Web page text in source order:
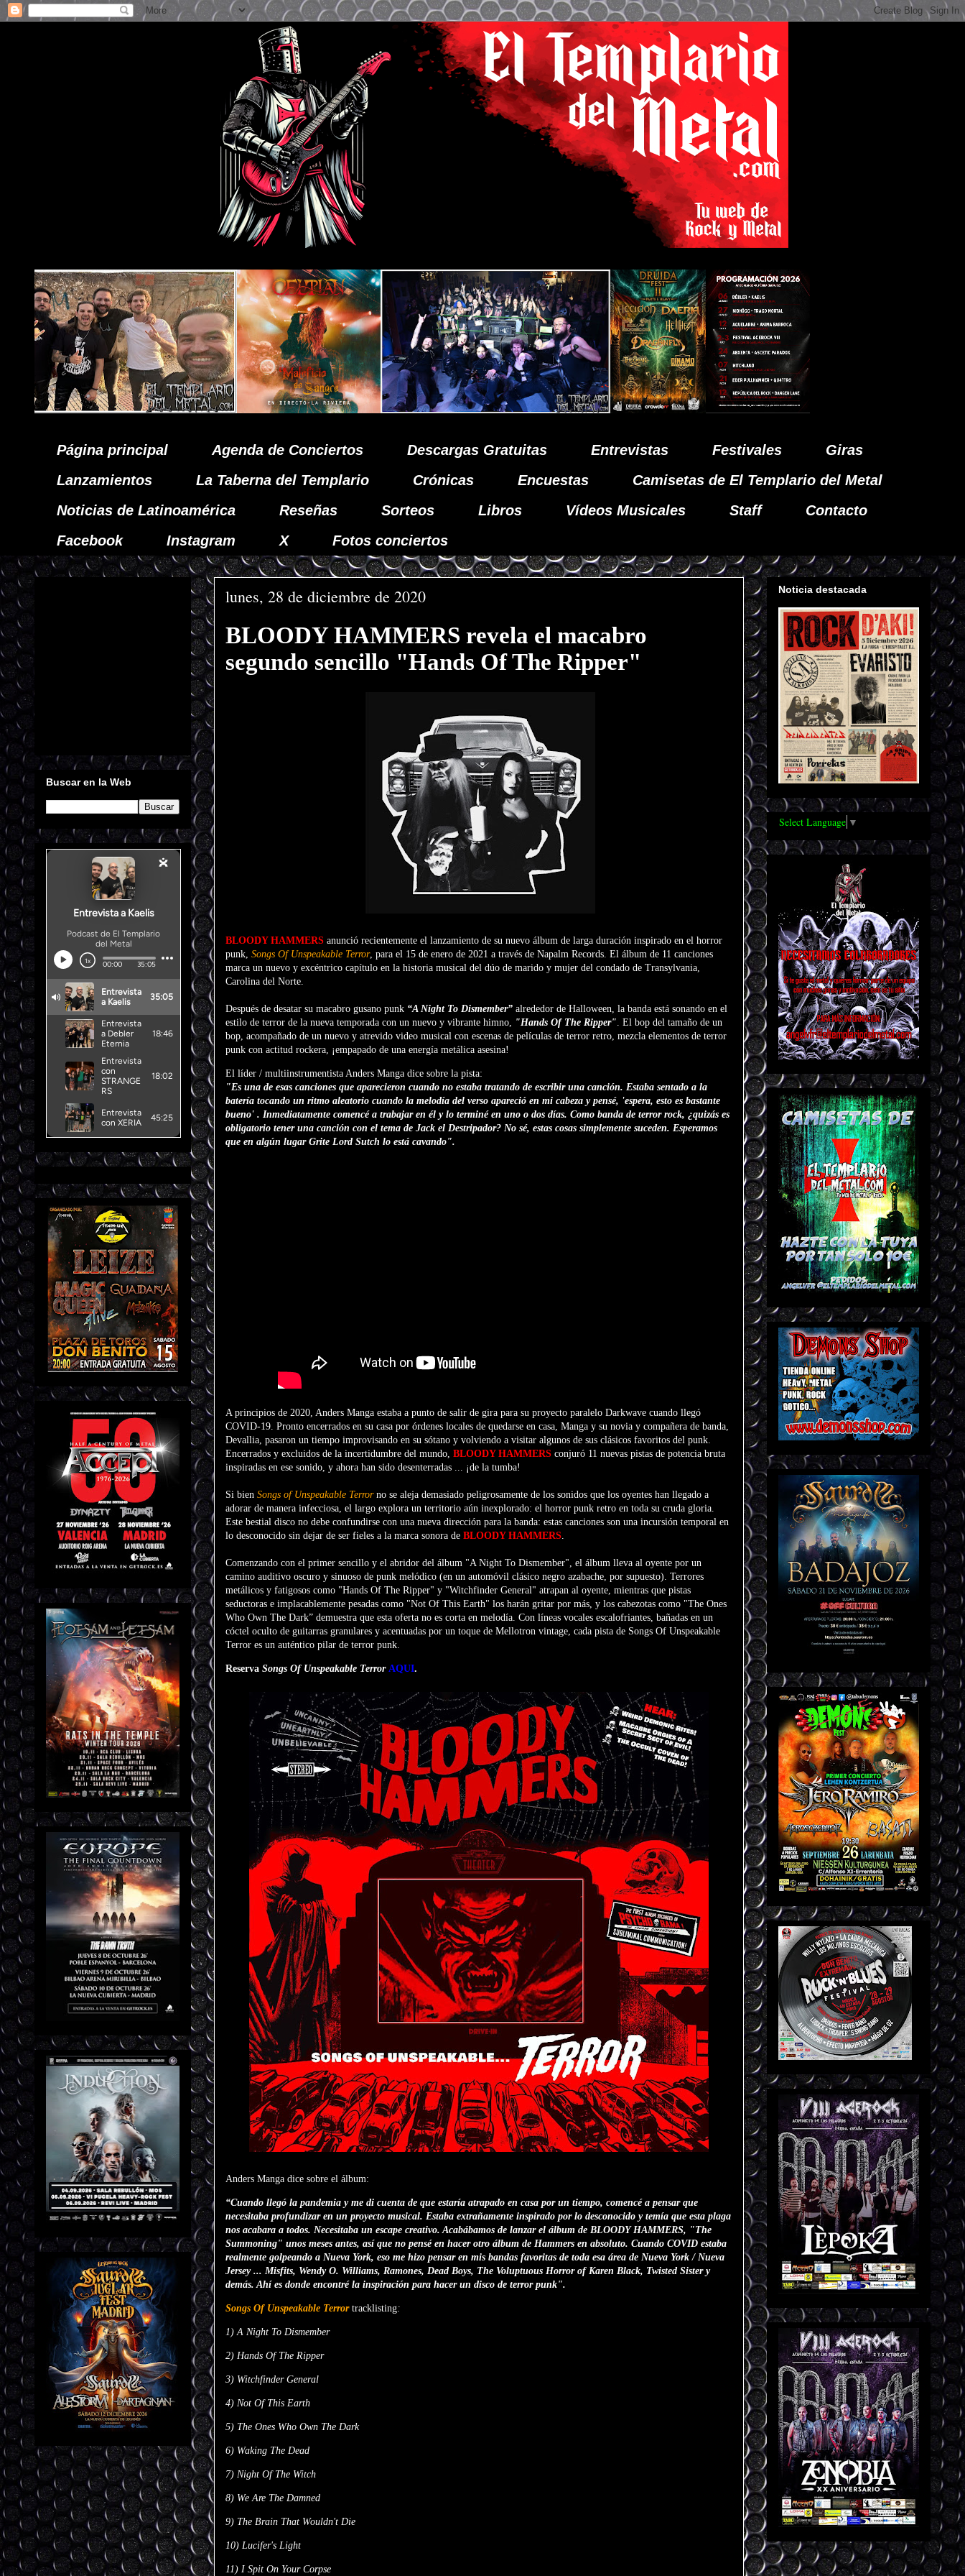
Página principal Agenda de Conciertos Descargas Gratuitas Entrevistas Festivales
Giras
Lanzamientos
La Taberna del Templario Crónicas Encuestas
Camisetas de El Templario del Metal
Noticias de Latinoamérica
Reseñas Sorteos Libros Vídeos Musicales Staff
Contacto
Facebook
Instagram X Fotos conciertos
lunes, 28 de diciembre de 2020
BLOODY HAMMERS revela el macabro
segundo sencillo "Hands Of The Ripper"
BLOODY HAMMERS anunció recientemente el lanzamiento de su nuevo álbum de larga duración inspirado en el horror
punk, Songs Of Unspeakable Terror, para el 15 de enero de 2021 a través de Napalm Records. El álbum de 11 canciones
marca un nuevo y excéntrico capítulo en la historia musical del dúo de marido y mujer del condado de Transylvania,
Carolina del Norte.
Después de desatar su macabro gusano punk “A Night To Dismember” alrededor de Halloween, la banda está sonando en el
estilo de terror de la nueva temporada con un nuevo y vibrante himno, "Hands Of The Ripper". El bop del tamaño de un
bop, acompañado de un nuevo y atrevido video musical con escenas de películas de terror retro, mezcla elementos de terror
punk con actitud rockera, ¡empapado de una energía metálica asesina!
El líder / multiinstrumentista Anders Manga dice sobre la pista:
"Es una de esas canciones que aparecieron cuando no estaba tratando de escribir una canción. Estaba sentado a la
batería tocando un ritmo aleatorio cuando la melodía del verso apareció en mi cabeza y pensé, 'espera, esto es bastante
bueno' . Inmediatamente comencé a trabajar en él y lo terminé en uno o dos días. Como banda de terror rock, ¿quizás es
obligatorio tener una canción con el tema de Jack el Destripador? No sé, estas cosas simplemente suceden. Esperamos
que en algún lugar Grite Lord Sutch lo está cavando".
A principios de 2020, Anders Manga estaba a punto de salir de gira para su proyecto paralelo Darkwave cuando llegó
COVID-19. Pronto encerrados en su casa por órdenes locales de quedarse en casa, Manga y su novia y compañera de banda,
Devallia, pasaron un tiempo improvisando en su sótano y volviendo a visitar algunos de sus clásicos favoritos del punk.
Encerrados y excluidos de la incertidumbre del mundo, BLOODY HAMMERS conjuró 11 nuevas pistas de potencia bruta
inspiradas en ese sonido, y ahora han sido desenterradas ... ¡de la tumba!
Si bien Songs of Unspeakable Terrorno se aleja demasiado peligrosamente de los sonidos que los oyentes han llegado a
adorar de manera infecciosa, el largo explora un territorio aún inexplorado: el horror punk retro en toda su cruda gloria.
Este bestial disco no debe confundirse con una nueva dirección para la banda: estas canciones son una incursión temporal en
lo desconocido sin dejar de ser fieles a la marca sonora de BLOODY HAMMERS.
Comenzando con el primer sencillo y el abridor del álbum "A Night To Dismember", el álbum lleva al oyente por un
camino auditivo oscuro y sinuoso de punk melódico (en un automóvil clásico negro azabache, por supuesto). Terrores
metálicos y fatigosos como "Hands Of The Ripper" y "Witchfinder General" atrapan al oyente, mientras que pistas
seductoras e implacablemente pesadas como "Not Of This Earth" los harán gritar por más, y los cabezotas como "The Ones
Who Own The Dark” demuestra que esta oferta no es corta en melodía. Con líneas vocales escalofriantes, bañadas en un
cóctel oculto de guitarras granulares y acentuadas por un toque de Mellotron vintage, cada pista de Songs Of Unspeakable
Terror es un auténtico pilar de terror punk.
Reserva Songs Of Unspeakable Terror AQUI.
Anders Manga dice sobre el álbum:
“Cuando llegó la pandemia y me di cuenta de que estaría atrapado en casa por un tiempo, comencé a pensar que
necesitaba profundizar en un proyecto musical. Estaba extrañamente inspirado por lo desconocido y temía que esta plaga
nos acabara a todos. Necesitaba un escape creativo. Acabábamos de lanzar el álbum de BLOODY HAMMERS, "The
Summoning" unos meses antes, así que no pensé en hacer otro álbum de Hammers en absoluto. Cuando COVID estaba
realmente golpeando a Nueva York, eso me hizo pensar en mis bandas favoritas de toda esa área de Nueva York / Nueva
Jersey ... Misfits, Wendy O. Williams, Ramones, Dead Boys, The Voluptuous Horror of Karen Black, Twisted Sister y
demás. Ahí es donde encontré la inspiración para hacer un disco de terror punk".
Songs Of Unspeakable Terror tracklisting:
1) A Night To Dismember
2) Hands Of The Ripper
3) Witchfinder General
4) Not Of This Earth
5) The Ones Who Own The Dark
6) Waking The Dead
7) Night Of The Witch
8) We Are The Damned
9) The Brain That Wouldn't Die
10) Lucifer's Light
11) I Spit On Your Corpse
Buscar en la Web
Noticia destacada
Select Language ▼